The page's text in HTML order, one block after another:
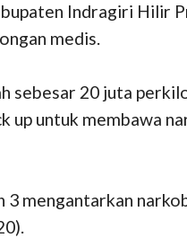
Indragiri Hilir
medis.
sebesar 20 juta
up untuk membawa
mengantarkan